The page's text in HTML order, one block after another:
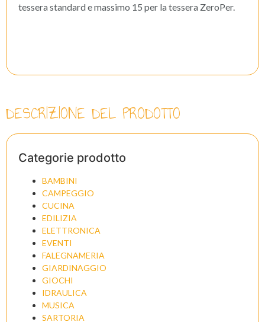
tessera standard e massimo 15 per la tessera ZeroPer.
DESCRIZIONE DEL PRODOTTO
Categorie prodotto
BAMBINI
CAMPEGGIO
CUCINA
EDILIZIA
ELETTRONICA
EVENTI
FALEGNAMERIA
GIARDINAGGIO
GIOCHI
IDRAULICA
MUSICA
SARTORIA